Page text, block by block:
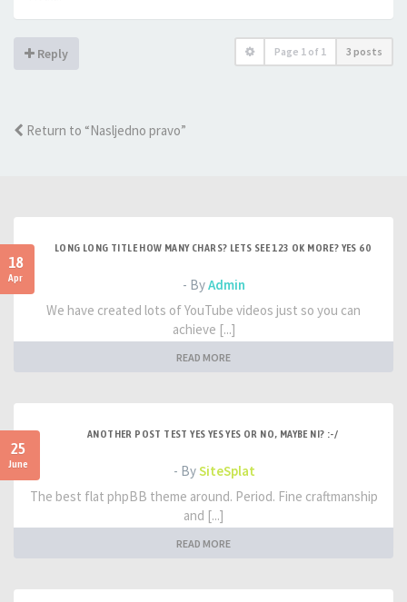
Reply Page 1 of 1 3 posts
Return to “Nasljedno pravo”
18
Apr
LONG LONG TITLE HOW MANY CHARS? LETS SEE 123 OK MORE? YES 60
- ByAdmin
We have created lots of YouTube videos just so you can
achieve [...]
READ MORE
25
June
ANOTHER POST TEST YES YES YES OR NO, MAYBE NI? :-/
- BySiteSplat
The best flat phpBB theme around. Period. Fine craftmanship
and [...]
READ MORE